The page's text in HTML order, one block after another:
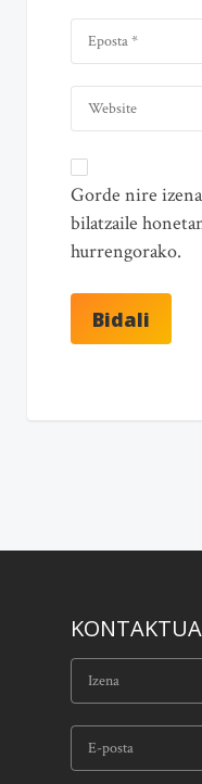
Gorde nire
bilatzaile
hurrengorako.
KONTAKTUA